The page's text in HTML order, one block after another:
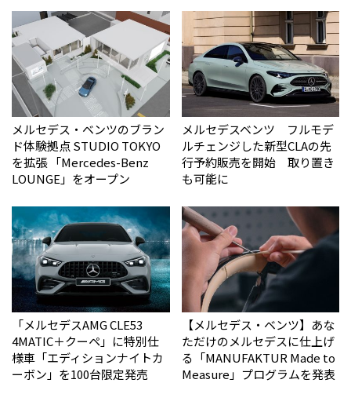
メルセデス・ベンツのブラン
ド体験拠点 STUDIO TOKYO
を拡張 「Mercedes-Benz
LOUNGE」をオープン
メルセデスベンツ フルモデ
ルチェンジした新型CLAの先
行予約販売を開始 取り置き
も可能に
「メルセデスAMG CLE53
4MATIC＋クーペ」に特別仕
様車「エディションナイトカ
ーボン」を100台限定発売
【メルセデス・ベンツ】あな
ただけのメルセデスに仕上げ
る「MANUFAKTUR Made to
Measure」プログラムを発表